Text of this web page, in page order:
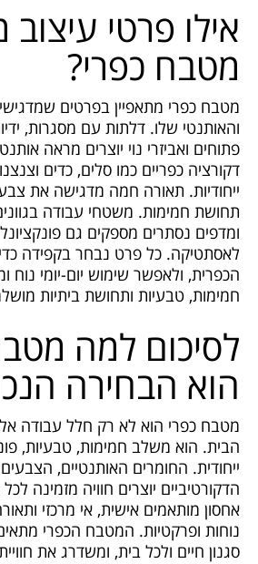
אילו פרטי עיצוב
מטבח כפרי?
מטבח כפרי מתאפיין בפרטים
והאותנטי שלו. דלתות עם מסגרות,
פתוחים ואביזרי נוי יוצרים מראה
דקורציה כפריים כמו סלים, כדים
ייחודיות. תאורה חמה מדגישה את
תחושת חמימות. משטחי עבודה
ומדפים נסתרים מספקים גם
לאסתטיקה. כל פרט נבחר בקפידה
הכפרית, ולאפשר שימוש יום-יומי
חמימות, טבעיות ותחושת ביתיות
לסיכום למה
הוא הבחירה
מטבח כפרי הוא לא רק חלל עבודה
הבית. הוא משלב חמימות, טבעיות,
ייחודית. החומרים האותנטיים,
הדקורטיביים יוצרים חוויה מזמינה
אחסון מותאמים אישית, אי מרכזי
נוחות ופרקטיות. המטבח הכפרי
סגנון חיים ולכל בית, ומשדרג את